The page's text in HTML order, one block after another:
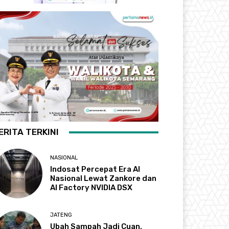
TERKINI
NASIONAL
Indosat Percepat Era AI
Nasional Lewat Zankore dan
AI Factory NVIDIA DSX
JATENG
Ubah Sampah Jadi Cuan,